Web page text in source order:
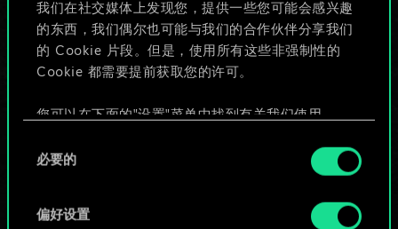
我们在社交媒体上发现您，提供一些您可能会感兴趣
的东西，我们偶尔也可能与我们的合作伙伴分享我们
的 Cookie 片段。但是，使用所有这些非强制性的
Cookie 都需要提前获取您的许可。
您可以在下面的"设置"菜单中找到有关我们使用
好。一旦您了解了其中的内容并准备好继续，请点
必要的
偏好设置
些！
给牌组命名并撰写攻略